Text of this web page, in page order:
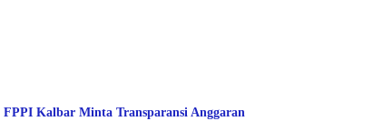
FPPI Kalbar Minta Transparansi Anggaran